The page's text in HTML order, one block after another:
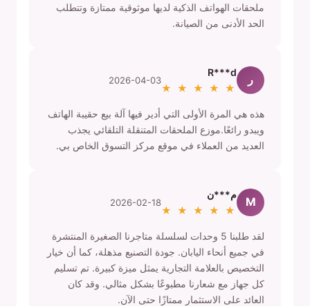
ملحقات الهواتف الذكية لديها موثوقية ممتازة وتتطلب
الحد الأدنى من الصيانة.
ر
R***d
★ ★ ★ ★ ★
2026-04-03
هذه هي المرة الأولى التي أدير فيها آلة بيع حقيبة الهاتف
ويبدو رائعًا.موزع الملحقات المتنقلة التلقائي يجذب
العديد من العملاء في موقع مركز التسوق الخاص بي.
M
م***ن
★ ★ ★ ★ ★
2026-02-18
لقد طلبنا 5 وحدات لسلسلة متاجرنا الصغيرة المنتشرة
في جميع أنحاء اليابان. جودة التصنيع مذهلة، كما أن خيار
التخصيص بالعلامة التجارية يمثل ميزة كبيرة. تم تسليم
كل جهاز مع شعارنا مطبوعًا بشكل مثالي. وقد كان
العائد على الاستثمار ممتازًا حتى الآن.